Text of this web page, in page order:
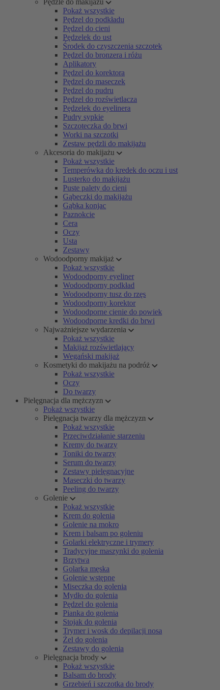
Pędzle do makijażu
Pokaż wszystkie
Pędzel do podkładu
Pędzel do cieni
Pędzelek do ust
Środek do czyszczenia szczotek
Pędzel do bronzera i różu
Aplikatory
Pędzel do korektora
Pędzel do maseczek
Pędzel do pudru
Pędzel do rozświetlacza
Pędzelek do eyelinera
Pudry sypkie
Szczoteczka do brwi
Worki na szczotki
Zestaw pędzli do makijażu
Akcesoria do makijażu
Pokaż wszystkie
Temperówka do kredek do oczu i ust
Lusterko do makijażu
Puste palety do cieni
Gąbeczki do makijażu
Gąbka konjac
Paznokcie
Cera
Oczy
Usta
Zestawy
Wodoodporny makijaż
Pokaż wszystkie
Wodoodporny eyeliner
Wodoodporny podkład
Wodoodporny tusz do rzęs
Wodoodporny korektor
Wodoodporne cienie do powiek
Wodoodporne kredki do brwi
Najważniejsze wydarzenia
Pokaż wszystkie
Makijaż rozświetlający
Wegański makijaż
Kosmetyki do makijażu na podróż
Pokaż wszystkie
Oczy
Do twarzy
Pielęgnacja dla mężczyzn
Pokaż wszystkie
Pielęgnacja twarzy dla mężczyzn
Pokaż wszystkie
Przeciwdziałanie starzeniu
Kremy do twarzy
Toniki do twarzy
Serum do twarzy
Zestawy pielęgnacyjne
Maseczki do twarzy
Peeling do twarzy
Golenie
Pokaż wszystkie
Krem do golenia
Golenie na mokro
Krem i balsam po goleniu
Golarki elektryczne i trymery
Tradycyjne maszynki do golenia
Brzytwa
Golarka męska
Golenie wstępne
Miseczka do golenia
Mydło do golenia
Pędzel do golenia
Pianka do golenia
Stojak do golenia
Trymer i wosk do depilacji nosa
Żel do golenia
Zestawy do golenia
Pielęgnacja brody
Pokaż wszystkie
Balsam do brody
Grzebień i szczotka do brody